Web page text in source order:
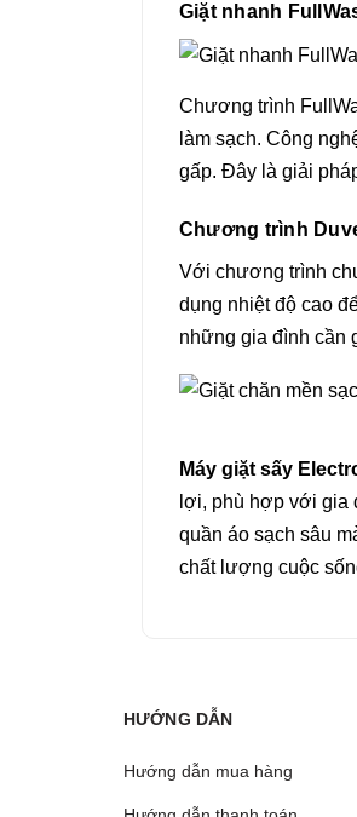
Giặt nhanh
Chương trình
làm sạch. Công
gấp. Đây là giải
Chương trình
Với chương trình
dụng nhiệt độ cao
những gia đình cần
Máy giặt sấy
lợi, phù hợp với gia
quần áo sạch sâu
chất lượng cuộc
HƯỚNG DẪN
Hướng dẫn mua hàng